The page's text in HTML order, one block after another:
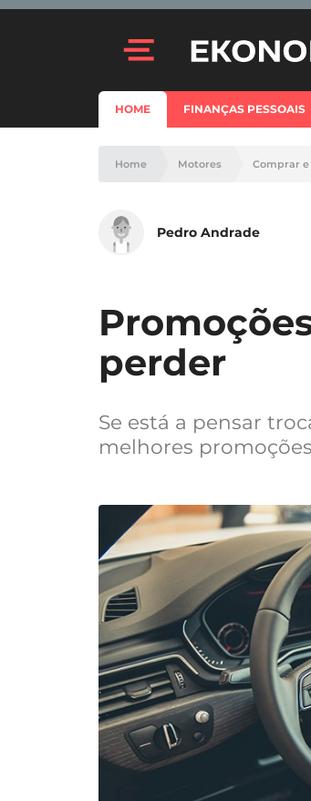
HOME FINANÇAS PESSOAIS
Home Motores Comprar
Pedro Andrade
perder
Se está a pensar
melhores